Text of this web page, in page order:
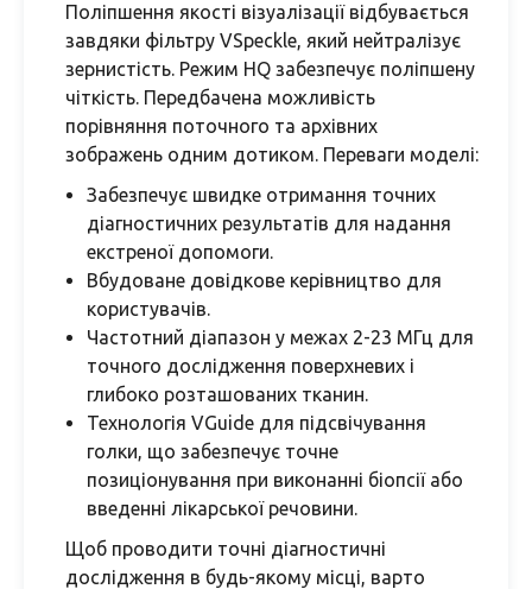
Поліпшення якості візуалізації відбувається
завдяки фільтру VSpeckle, який нейтралізує
зернистість. Режим HQ забезпечує поліпшену
чіткість. Передбачена можливість
порівняння поточного та архівних
зображень одним дотиком. Переваги моделі:
Забезпечує швидке отримання точних
діагностичних результатів для надання
екстреної допомоги.
Вбудоване довідкове керівництво для
користувачів.
Частотний діапазон у межах 2-23 МГц для
точного дослідження поверхневих і
глибоко розташованих тканин.
Технологія VGuide для підсвічування
голки, що забезпечує точне
позиціонування при виконанні біопсії або
введенні лікарської речовини.
Щоб проводити точні діагностичні
дослідження в будь-якому місці, варто